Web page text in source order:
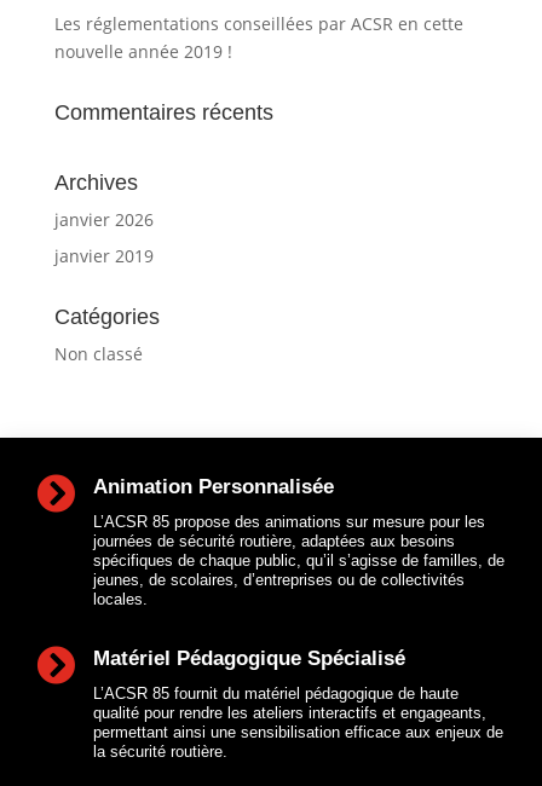
Les réglementations conseillées par ACSR en cette
nouvelle année 2019 !
Commentaires récents
Archives
janvier 2026
janvier 2019
Catégories
Non classé
 Animation Personnalisée
L’ACSR 85 propose des animations sur mesure pour les
journées de sécurité routière, adaptées aux besoins
spécifiques de chaque public, qu’il s’agisse de familles, de
jeunes, de scolaires, d’entreprises ou de collectivités
locales.
 Matériel Pédagogique Spécialisé
L’ACSR 85 fournit du matériel pédagogique de haute
qualité pour rendre les ateliers interactifs et engageants,
permettant ainsi une sensibilisation efficace aux enjeux de
la sécurité routière.